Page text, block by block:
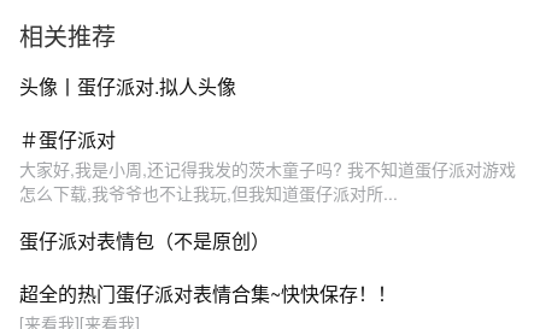
相关推荐
头像丨蛋仔派对.拟人头像
＃蛋仔派对
大家好,我是小周,还记得我发的茨木童子吗? 我不知道蛋仔派对游戏
怎么下载,我爷爷也不让我玩,但我知道蛋仔派对所...
蛋仔派对表情包（不是原创）
超全的热门蛋仔派对表情合集~快快保存！！
[来看我][来看我]